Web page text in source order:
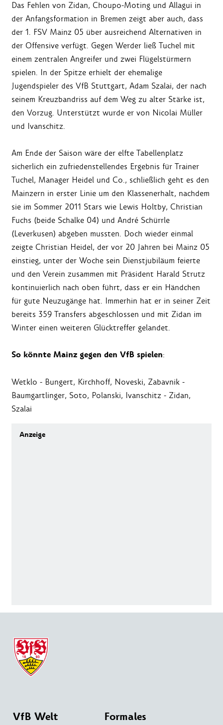
Das Fehlen von Zidan, Choupo-Moting und Allagui in
der Anfangsformation in Bremen zeigt aber auch, dass
der 1. FSV Mainz 05 über ausreichend Alternativen in
der Offensive verfügt. Gegen Werder ließ Tuchel mit
einem zentralen Angreifer und zwei Flügelstürmern
spielen. In der Spitze erhielt der ehemalige
Jugendspieler des VfB Stuttgart, Adam Szalai, der nach
seinem Kreuzbandriss auf dem Weg zu alter Stärke ist,
den Vorzug. Unterstützt wurde er von Nicolai Müller
und Ivanschitz.
Am Ende der Saison wäre der elfte Tabellenplatz
sicherlich ein zufriedenstellendes Ergebnis für Trainer
Tuchel, Manager Heidel und Co., schließlich geht es den
Mainzern in erster Linie um den Klassenerhalt, nachdem
sie im Sommer 2011 Stars wie Lewis Holtby, Christian
Fuchs (beide Schalke 04) und André Schürrle
(Leverkusen) abgeben mussten. Doch wieder einmal
zeigte Christian Heidel, der vor 20 Jahren bei Mainz 05
einstieg, unter der Woche sein Dienstjubiläum feierte
und den Verein zusammen mit Präsident Harald Strutz
kontinuierlich nach oben führt, dass er ein Händchen
für gute Neuzugänge hat. Immerhin hat er in seiner Zeit
bereits 359 Transfers abgeschlossen und mit Zidan im
Winter einen weiteren Glücktreffer gelandet.
So könnte Mainz gegen den VfB spielen:
Wetklo - Bungert, Kirchhoff, Noveski, Zabavnik -
Baumgartlinger, Soto, Polanski, Ivanschitz - Zidan,
Szalai
VfB Welt Formales